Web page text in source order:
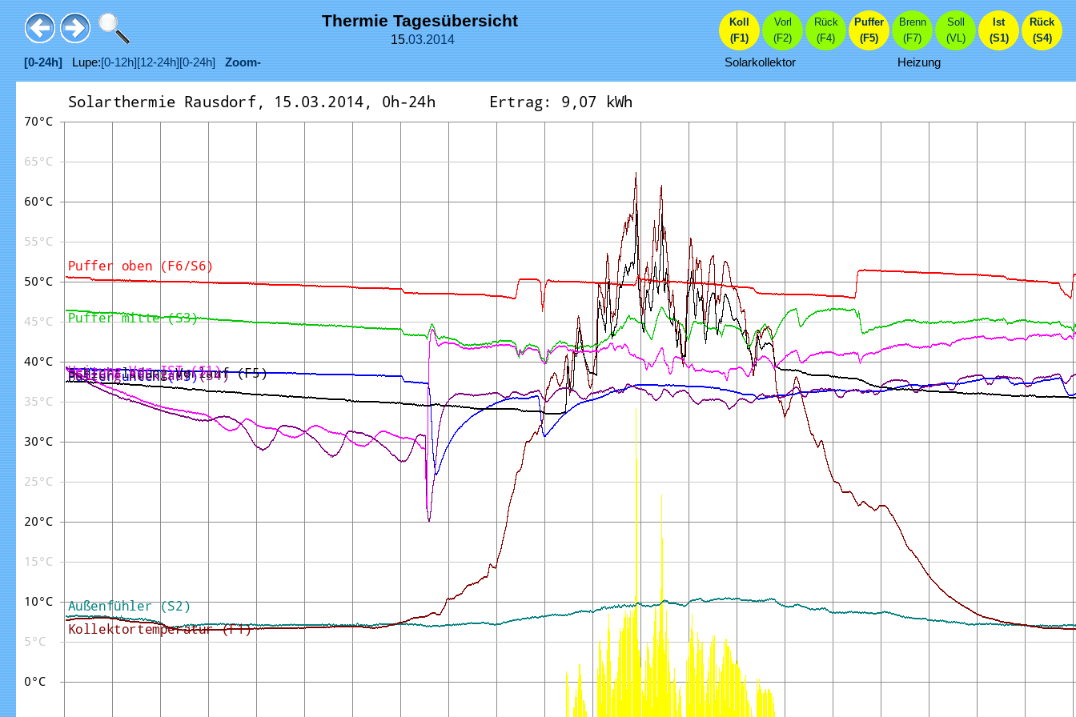
Thermie Tagesübersicht
15.03.2014
Koll
(F1)
Vorl
(F2)
Rück
(F4)
Puffer
(F5)
Brenn
(F7)
Soll
(VL)
Ist
(S1)
Rück
(S4)
[0-24h] Lupe:[0-12h] [12-24h] [0-24h] Zoom- Solarkollektor Heizung